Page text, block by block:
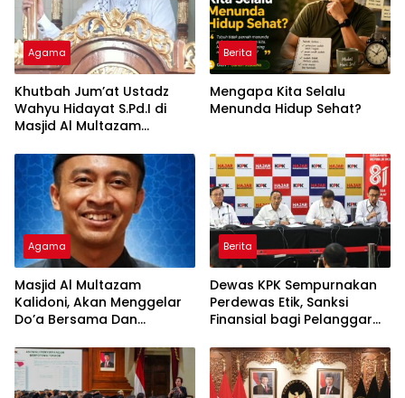
Agama
Khutbah Jum’at Ustadz
Wahyu Hidayat S.Pd.I di
Masjid Al Multazam
Tempat Ujian
Berita
Mengapa Kita Selalu
Menunda Hidup Sehat?
Agama
Masjid Al Multazam
Kalidoni, Akan Menggelar
Do’a Bersama Dan
RI Ke-81 Dengan
Pembicara Ustadz Qoim
Nur’aini M.Pd
Berita
Dewas KPK Sempurnakan
Perdewas Etik, Sanksi
Finansial bagi Pelanggar